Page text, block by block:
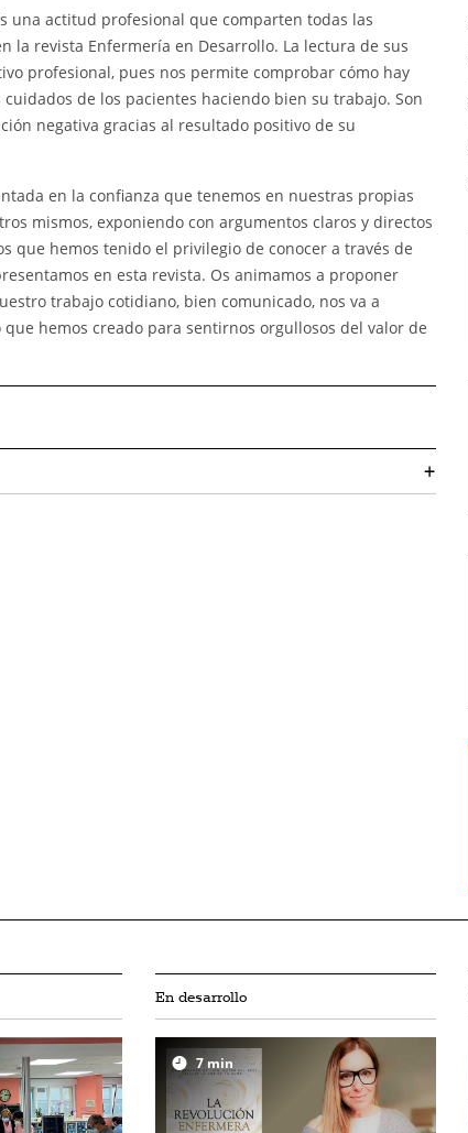
una actitud profesional que comparten todas las
la revista Enfermería en Desarrollo. La lectura de sus
profesional, pues nos permite comprobar cómo hay
de los pacientes haciendo bien su trabajo. Son
negativa gracias al resultado positivo de su
en la confianza que tenemos en nuestras propias
mismos, exponiendo con argumentos claros y directos
que hemos tenido el privilegio de conocer a través de
en esta revista. Os animamos a proponer
trabajo cotidiano, bien comunicado, nos va a
hemos creado para sentirnos orgullosos del valor de
+
En desarrollo
7 min